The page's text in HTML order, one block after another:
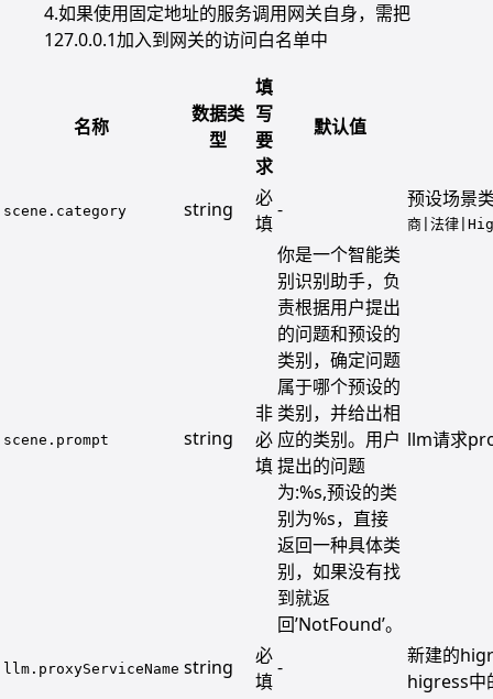
4.如果使用固定地址的服务调用网关自身，需把
127.0.0.1加入到网关的访问白名单中
名称
数据类
型
填
写
要
求
默认值
scene.category string
必
填
- 预设场景
商|法律
scene.prompt string
非
必
填
你是一个智能类
别识别助手，负
责根据用户提出
的问题和预设的
类别，确定问题
属于哪个预设的
类别，并给出相
应的类别。用户
提出的问题
为:%s,预设的类
别为%s，直接
返回一种具体类
别，如果没有找
到就返
回’NotFound’。
llm请求
llm.proxyServiceName string
必
填
-
新建的
higress中